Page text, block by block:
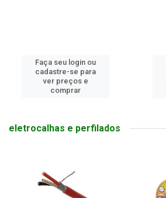
Faça seu login ou
cadastre-se para
ver preços e
comprar
eletrocalhas e perfilados